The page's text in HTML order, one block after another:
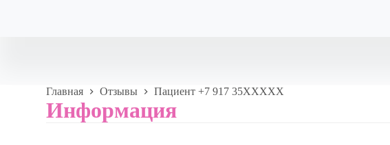
Главная Отзывы Пациент +7 917 35XXXXX
Информация